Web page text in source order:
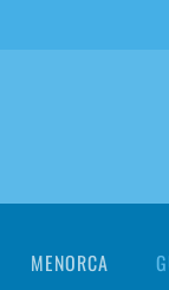
MENORCA